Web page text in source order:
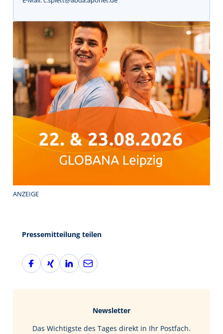
ANZEIGE
Pressemitteilung teilen
F
a
X
i
L
i
I
E
-
Newsletter
Das Wichtigste des Tages direkt in Ihr Postfach.